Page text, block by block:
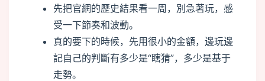
先把官網的歷史結果看一周，別急著玩，感
受一下節奏和波動。
真的要下的時候，先用很小的金額，邊玩邊
記自己的判斷有多少是“瞎猜”，多少是基于
走勢。